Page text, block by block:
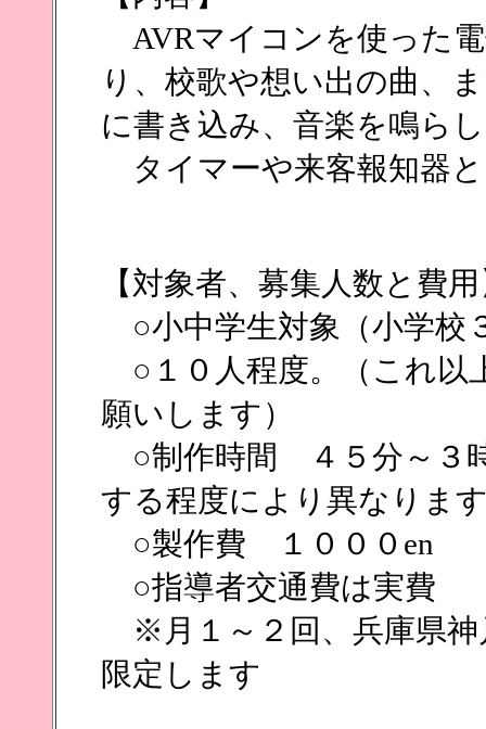
AVRマイコンを使った
り、校歌や想い出の曲、
に書き込み、音楽を鳴ら
タイマーや来客報知器
【対象者、募集人数と費
○小中学生対象（小学校
○１０人程度。（これ以
願いします）
○制作時間 ４５分～３
する程度により異なりま
○製作費 １０００en
○指導者交通費は実費
※月１～２回、兵庫県神
限定します